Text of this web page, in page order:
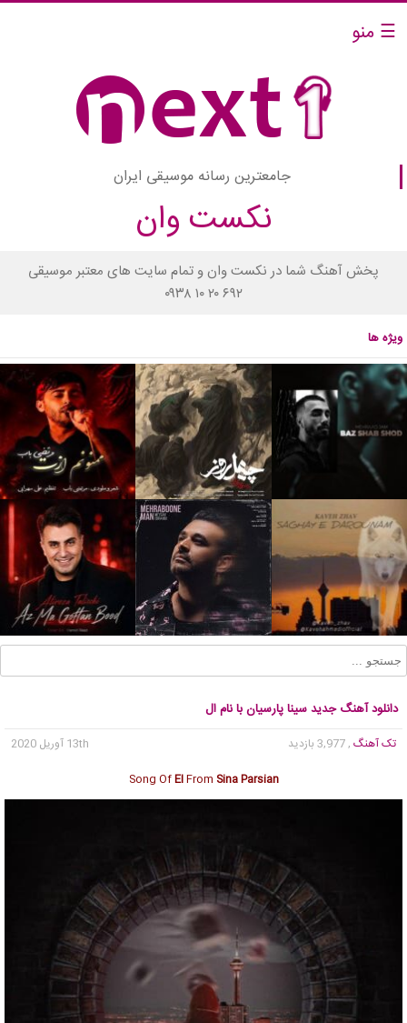
☰ منو
جامعترین رسانه موسیقی ایران
نکست وان
پخش آهنگ شما در نکست وان و تمام سایت های معتبر موسیقی
۰۹۳۸ ۱۰ ۲۰ ۶۹۲
ویژه ها
دانلود آهنگ جدید سینا پارسیان با نام ال
تک آهنگ , 3,977 بازدید
13th آوریل 2020
Song OfElFrom Sina Parsian